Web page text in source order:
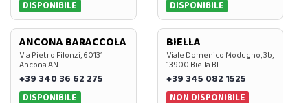
DISPONIBILE
DISPONIBILE
ANCONA BARACCOLA
Via Pietro Filonzi, 60131
Ancona AN
+39 340 36 62 275
DISPONIBILE
BIELLA
Viale Domenico Modugno, 3b,
13900 Biella BI
+39 345 082 1525
NON DISPONIBILE